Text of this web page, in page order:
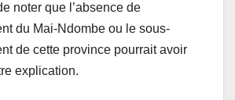
noter que l’absence de
du Mai-Ndombe ou le sous-
de cette province pourrait avoir
explication.